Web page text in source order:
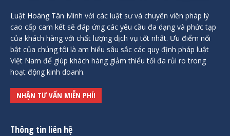
Luật Hoàng Tân Minh với các luật sư và chuyên viên pháp lý
cao cấp cam kết sẽ đáp ứng các yêu cầu đa dạng và phức tạp
của khách hàng với chất lượng dịch vụ tốt nhất. Ưu điểm nổi
bật của chúng tôi là am hiểu sâu sắc các quy định pháp luật
Việt Nam để giúp khách hàng giảm thiểu tối đa rủi ro trong
hoạt động kinh doanh.
NHẬN TƯ VẤN MIỄN PHÍ!
Thông tin liên hệ